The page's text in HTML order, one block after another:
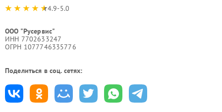
4.9-5.0
ООО "Русервис"
ИНН 7702633247
ОГРН 1077746335776
Поделиться в соц. сетях: